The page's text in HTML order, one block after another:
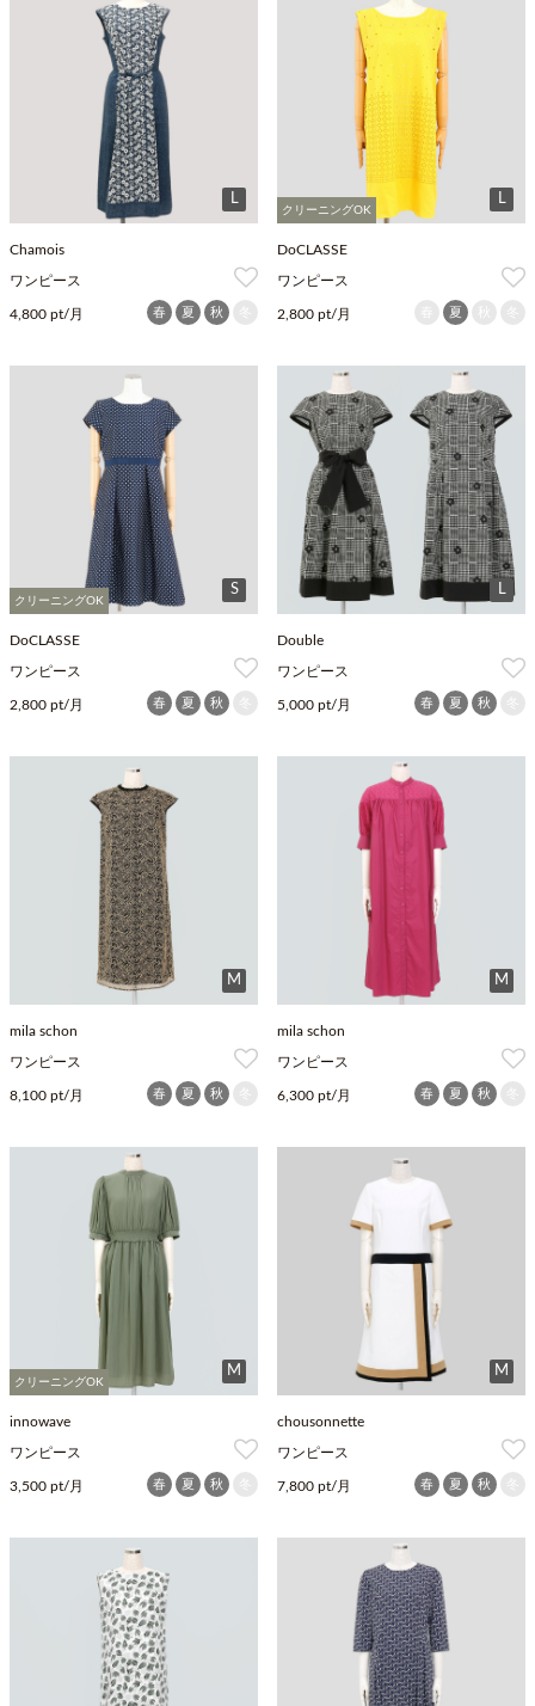
L
Chamois
ワンピース
4,800 pt/月 春 夏 秋
クリーニングOK
L
DoCLASSE
ワンピース
2,800 pt/月 夏
クリーニングOK
S
DoCLASSE
ワンピース
2,800 pt/月 春 夏 秋
L
Double
ワンピース
5,000 pt/月 春 夏 秋
M
mila schon
ワンピース
8,100 pt/月 春 夏 秋
M
mila schon
ワンピース
6,300 pt/月 春 夏 秋
クリーニングOK
M
innowave
ワンピース
3,500 pt/月 春 夏 秋
M
chousonnette
ワンピース
7,800 pt/月 春 夏 秋